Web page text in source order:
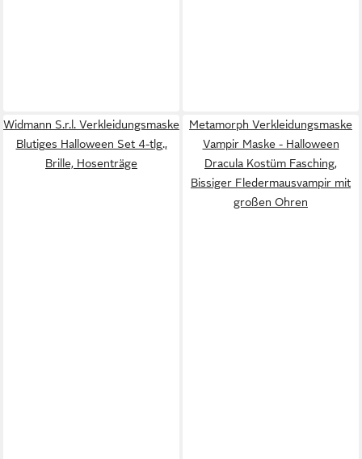
Widmann S.r.l. Verkleidungsmaske
Blutiges Halloween Set 4-tlg.,
Brille, Hosenträge
Metamorph Verkleidungsmaske
Vampir Maske - Halloween
Dracula Kostüm Fasching,
Bissiger Fledermausvampir mit
großen Ohren